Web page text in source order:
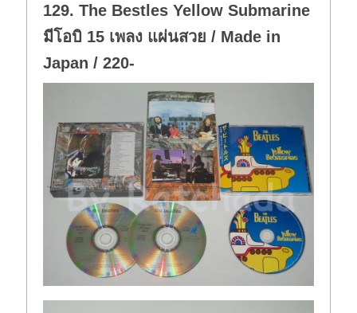
129. The Bestles Yellow Submarine
มีโอบิ 15 เพลง แผ่นสวย / Made in
Japan / 220-